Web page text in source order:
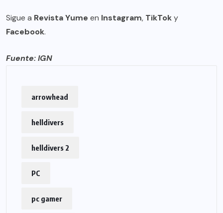
Sigue a Revista Yume en Instagram, TikToky
Facebook.
Fuente:IGN
arrowhead
helldivers
helldivers 2
PC
pc gamer